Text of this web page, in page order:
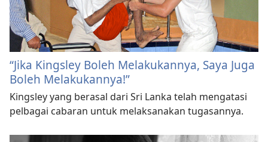
“Jika Kingsley Boleh Melakukannya, Saya Juga
Boleh Melakukannya!”
Kingsley yang berasal dari Sri Lanka telah mengatasi
pelbagai cabaran untuk melaksanakan tugasannya.